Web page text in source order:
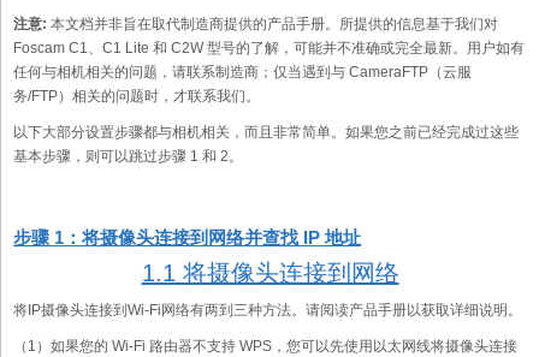
注意: 本文档并非旨在取代制造商提供的产品手册。所提供的信息基于我们对
Foscam C1、C1 Lite 和 C2W 型号的了解，可能并不准确或完全最新。用户如有
任何与相机相关的问题，请联系制造商；仅当遇到与 CameraFTP（云服
务/FTP）相关的问题时，才联系我们。
以下大部分设置步骤都与相机相关，而且非常简单。如果您之前已经完成过这些
基本步骤，则可以跳过步骤 1 和 2。
步骤 1：将摄像头连接到网络并查找 IP 地址
1.1 将摄像头连接到网络
将IP摄像头连接到Wi-Fi网络有两到三种方法。请阅读产品手册以获取详细说明。
（1）如果您的 Wi-Fi 路由器不支持 WPS，您可以先使用以太网线将摄像头连接